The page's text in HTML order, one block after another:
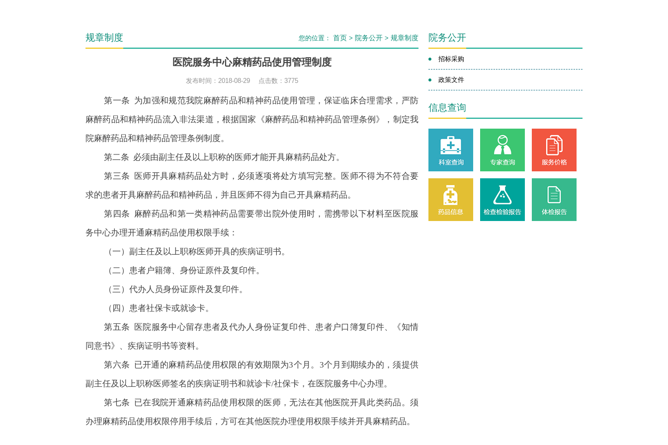
规章制度 您的位置： 首页 > 院务公开 > 规章制度
医院服务中心麻精药品使用管理制度
发布时间：2018-08-29 点击数： 3775
第一条 为加强和规范我院麻醉药品和精神药品使用管理，保证临床合理需求，严防
麻醉药品和精神药品流入非法渠道，根据国家《麻醉药品和精神药品管理条例》，制定我
院麻醉药品和精神药品管理条例制度。
第二条 必须由副主任及以上职称的医师才能开具麻精药品处方。
第三条 医师开具麻精药品处方时，必须逐项将处方填写完整。医师不得为不符合要
求的患者开具麻醉药品和精神药品，并且医师不得为自己开具麻精药品。
第四条 麻醉药品和第一类精神药品需要带出院外使用时，需携带以下材料至医院服
务中心办理开通麻精药品使用权限手续：
（一）副主任及以上职称医师开具的疾病证明书。
（二）患者户籍簿、身份证原件及复印件。
（三）代办人员身份证原件及复印件。
（四）患者社保卡或就诊卡。
第五条 医院服务中心留存患者及代办人身份证复印件、患者户口簿复印件、《知情
同意书》、疾病证明书等资料。
第六条 已开通的麻精药品使用权限的有效期限为3个月。3个月到期续办的，须提供
副主任及以上职称医师签名的疾病证明书和就诊卡/社保卡，在医院服务中心办理。
第七条 已在我院开通麻精药品使用权限的医师，无法在其他医院开具此类药品。须
办理麻精药品使用权限停用手续后，方可在其他医院办理使用权限手续并开具麻精药品。
院务公开
招标采购
政策文件
信息查询